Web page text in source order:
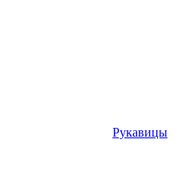
Рукавицы